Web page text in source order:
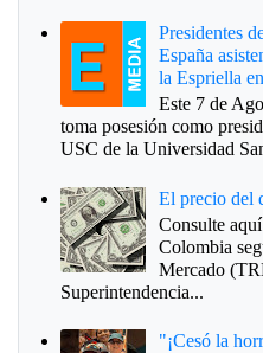
Presidentes
España
la Espriella
Este 7 de
toma posesión como
USC de la Universidad
El precio del
Consulte
Colombia
Mercado
Superintendencia...
"¡Cesó la